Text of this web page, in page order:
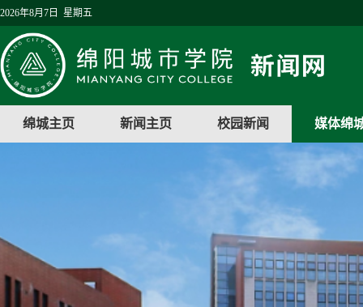
2026年8月7日 星期五
绵城主页 新闻主页 校园新闻 媒体绵